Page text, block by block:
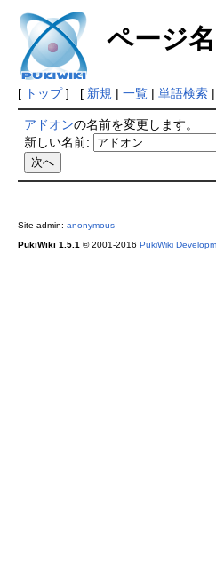
ページ
[ トップ] [ 新規 | 一覧| 単語検索|
アドオンの名前を変更します。
新しい名前:
Site admin: anonymous
PukiWiki 1.5.1 © 2001-2016 PukiWiki